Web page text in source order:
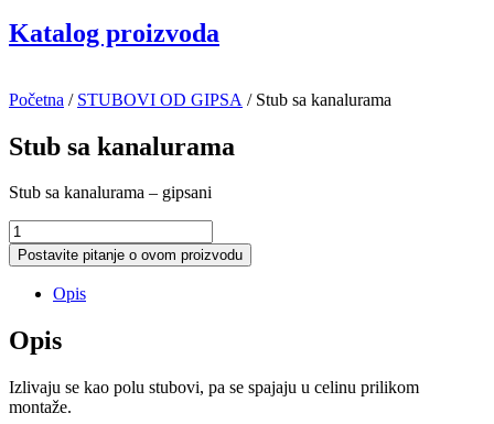
Katalog proizvoda
Početna / STUBOVI OD GIPSA / Stub sa kanalurama
Stub sa kanalurama
Stub sa kanalurama – gipsani
Stub
sa
kanalurama
količina
Postavite pitanje o ovom proizvodu
Opis
Opis
Izlivaju se kao polu stubovi, pa se spajaju u celinu prilikom
montaže.